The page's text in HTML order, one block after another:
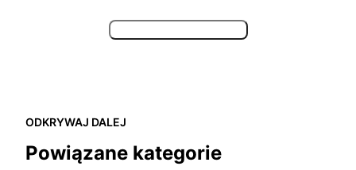
ODKRYWAJ DALEJ
Powiązane kategorie